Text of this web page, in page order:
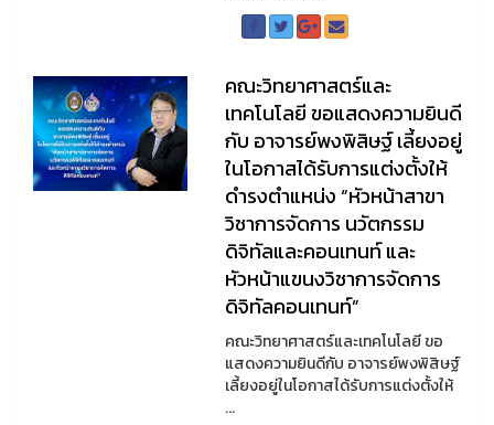
คณะวิทยาศาสตร์และ
เทคโนโลยี ขอแสดงความยินดี
กับ อาจารย์พงพิสิษฐ์ เลี้ยงอยู่
ในโอกาสได้รับการแต่งตั้งให้
ดำรงตำแหน่ง “หัวหน้าสาขา
วิชาการจัดการ นวัตกรรม
ดิจิทัลและคอนเทนท์ และ
หัวหน้าแขนงวิชาการจัดการ
ดิจิทัลคอนเทนท์”
คณะวิทยาศาสตร์และเทคโนโลยี ขอ
แสดงความยินดีกับ อาจารย์พงพิสิษฐ์
เลี้ยงอยู่ในโอกาสได้รับการแต่งตั้งให้
...